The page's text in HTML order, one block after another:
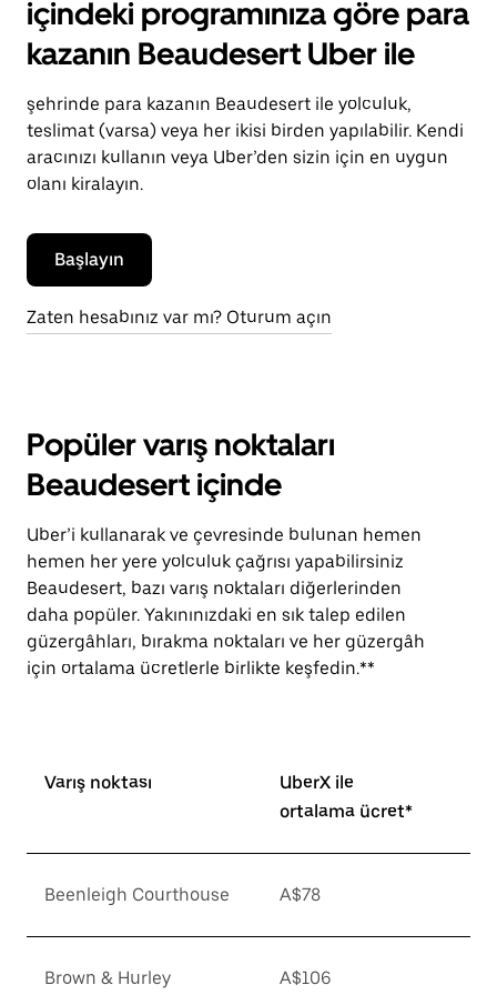
içindeki programınıza göre para
kazanın Beaudesert Uber ile
şehrinde para kazanın Beaudesert ile yolculuk,
teslimat (varsa) veya her ikisi birden yapılabilir. Kendi
aracınızı kullanın veya Uber’den sizin için en uygun
olanı kiralayın.
Başlayın
Zaten hesabınız var mı? Oturum açın
Popüler varış noktaları
Beaudesert içinde
Uber’i kullanarak ve çevresinde bulunan hemen
hemen her yere yolculuk çağrısı yapabilirsiniz
Beaudesert, bazı varış noktaları diğerlerinden
daha popüler. Yakınınızdaki en sık talep edilen
güzergâhları, bırakma noktaları ve her güzergâh
için ortalama ücretlerle birlikte keşfedin.**
Varış noktası
UberX ile
ortalama ücret*
Beenleigh Courthouse A$78
Brown & Hurley A$106